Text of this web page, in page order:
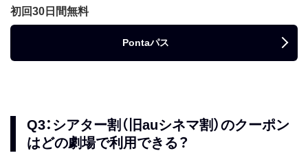
初回30日間無料
Pontaパス
Q3：シアター割（旧auシネマ割）のクーポン
はどの劇場で利用できる？